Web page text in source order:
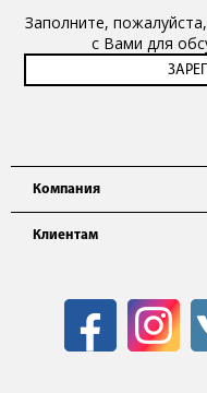
Компания
Клиентам
Заполните,
с Вами для